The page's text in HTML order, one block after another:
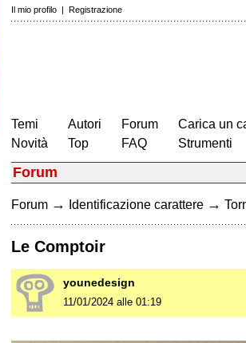
Il mio profilo | Registrazione
Temi
Novità
Autori
Top
Forum
FAQ
Carica un
Strumenti
Forum
Forum → Identificazione carattere →
Le Comptoir
younedesign
11/01/2024 alle 01:19